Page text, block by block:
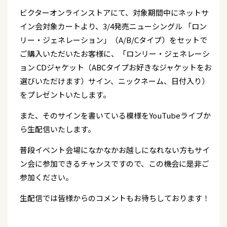
ビクターオンラインストアにて、対象期間中にネットサ
イン会対象カートより、3/4発売ニューシングル 「ロン
リー・ジェネレーション」（A/B/Cタイプ）をセットで
ご購入いただいたお客様に、「ロンリー・ジェネレーシ
ョン CDジャケット（ABCタイプお好きなジャケットをお
選びいただけます）サイン、ニックネーム、日付入り）
をプレゼントいたします。
また、そのサインを書いている模様をYouTubeライブか
ら生配信いたします。
普段イベント会場になかなかお越しになれない方もサイ
ン会に参加できるチャンスですので、この機会に是非ご
参加ください。
生配信では皆様からのコメントもお待ちしております！